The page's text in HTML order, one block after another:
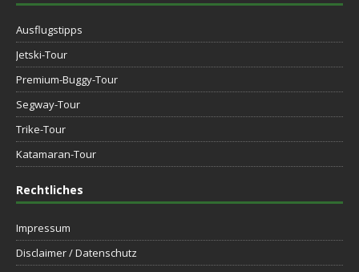
Ausflugstipps
Jetski-Tour
Premium-Buggy-Tour
Segway-Tour
Trike-Tour
Katamaran-Tour
Rechtliches
Impressum
Disclaimer / Datenschutz